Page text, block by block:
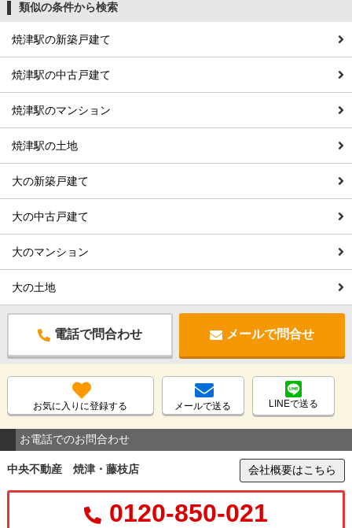
類似の条件から検索
焼津駅の新築戸建て
焼津駅の中古戸建て
焼津駅のマンション
焼津駅の土地
大の新築戸建て
大の中古戸建て
大のマンション
大の土地
電話で問合わせ メールで問合せ
お気に入りに登録する メールで送る LINEで送る
お電話でのお問合わせ
中央不動産 焼津・藤枝店 会社概要はこちら
0120-850-021